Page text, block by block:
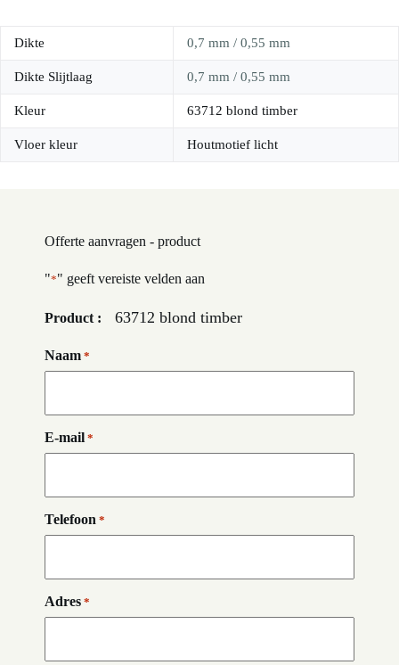
Dikte 0,7 mm / 0,55 mm
Dikte Slijtlaag 0,7 mm / 0,55 mm
Kleur 63712 blond timber
Vloer kleur Houtmotief licht
Offerte aanvragen - product
"*" geeft vereiste velden aan
Product : 63712 blond timber
Naam *
E-mail *
Telefoon *
Adres *